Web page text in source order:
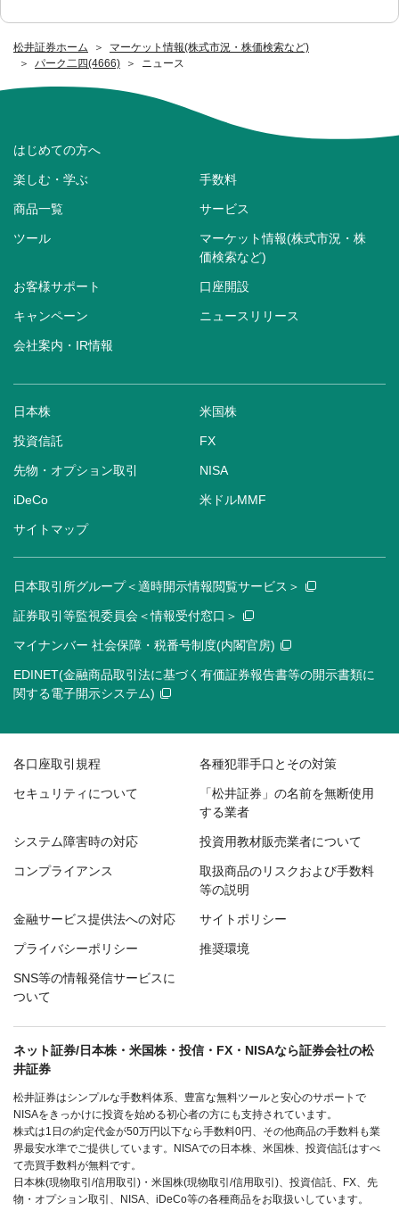
松井証券ホーム
マーケット情報(株式市況・株価検索など)
パーク二四(4666)
ニュース
はじめての方へ
楽しむ・学ぶ 手数料
商品一覧 サービス
ツール
マーケット情報(株式市況・株
価検索など)
お客様サポート 口座開設
キャンペーン ニュースリリース
会社案内・IR情報
日本株 米国株
投資信託 FX
先物・オプション取引 NISA
iDeCo 米ドルMMF
サイトマップ
日本取引所グループ＜適時開示情報閲覧サービス＞
証券取引等監視委員会＜情報受付窓口＞
マイナンバー 社会保障・税番号制度(内閣官房)
EDINET(金融商品取引法に基づく有価証券報告書等の開示書類に
関する電子開示システム)
各口座取引規程 各種犯罪手口とその対策
セキュリティについて
「松井証券」の名前を無断使用
する業者
システム障害時の対応 投資用教材販売業者について
コンプライアンス
取扱商品のリスクおよび手数料
等の説明
金融サービス提供法への対応 サイトポリシー
プライバシーポリシー 推奨環境
SNS等の情報発信サービスに
ついて
ネット証券/日本株・米国株・投信・FX・NISAなら証券会社の松
井証券
松井証券はシンプルな手数料体系、豊富な無料ツールと安心のサポートで
NISAをきっかけに投資を始める初心者の方にも支持されています。
株式は1日の約定代金が50万円以下なら手数料0円、その他商品の手数料も業
界最安水準でご提供しています。NISAでの日本株、米国株、投資信託はすべ
て売買手数料が無料です。
日本株(現物取引/信用取引)・米国株(現物取引/信用取引)、投資信託、FX、先
物・オプション取引、NISA、iDeCo等の各種商品をお取扱いしています。